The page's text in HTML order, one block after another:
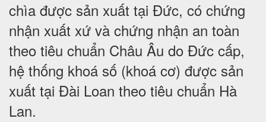
chìa được sản xuất tại Đức, có chứng
nhận xuất xứ và chứng nhận an toàn
theo tiêu chuẩn Châu Âu do Đức cấp,
hệ thống khoá số (khoá cơ) được sản
xuất tại Đài Loan theo tiêu chuẩn Hà
Lan.